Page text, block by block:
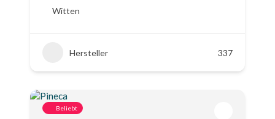
Witten
Hersteller 337
Beliebt